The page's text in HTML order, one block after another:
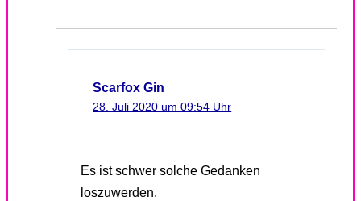
Scarfox Gin
28. Juli 2020 um 09:54 Uhr
Es ist schwer solche Gedanken
loszuwerden.